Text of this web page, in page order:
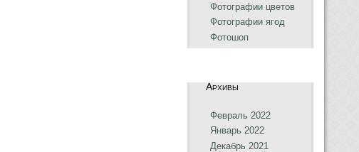
Фотографии цветов
Фотографии ягод
Фотошоп
Архивы
Февраль 2022
Январь 2022
Декабрь 2021